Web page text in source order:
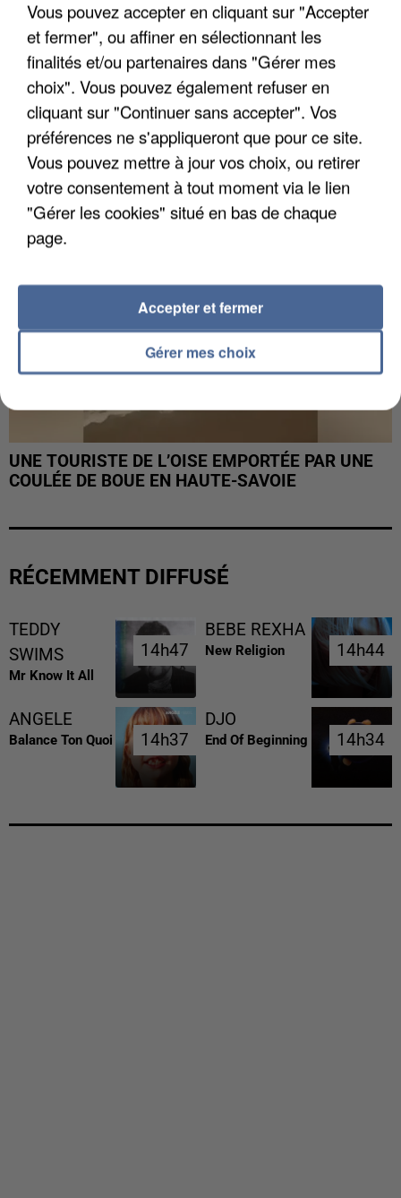
UN SECOND CADRE DE LA DZ MAFIA
INTERPELLÉ EN ALGÉRIE
UNE TOURISTE DE L’OISE EMPORTÉE PAR UNE
COULÉE DE BOUE EN HAUTE-SAVOIE
RÉCEMMENT DIFFUSÉ
TEDDY
SWIMS
Mr Know It All
14h47
14h47
BEBE REXHA
New Religion 14h44
14h44
ANGELE
Balance Ton Quoi 14h37
14h37
DJO
End Of Beginning 14h34
14h34
Vous pouvez accepter en cliquant sur "Accepter
et fermer", ou affiner en sélectionnant les
finalités et/ou partenaires dans "Gérer mes
choix". Vous pouvez également refuser en
cliquant sur "Continuer sans accepter". Vos
préférences ne s'appliqueront que pour ce site.
Vous pouvez mettre à jour vos choix, ou retirer
votre consentement à tout moment via le lien
"Gérer les cookies" situé en bas de chaque
page.
Gérer mes choix
Accepter et fermer